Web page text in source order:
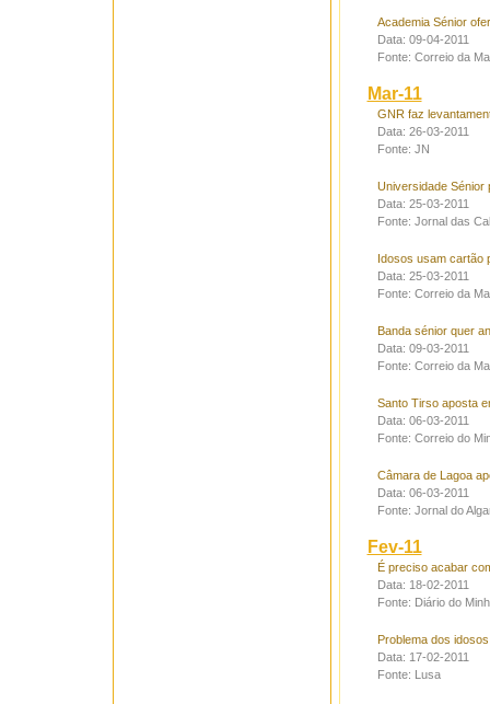
Academia Sénior
Data: 09-04-2011
Fonte: Correio da
Mar-11
GNR faz
Data: 26-03-2011
Fonte: JN
Universidade Sénior
Data: 25-03-2011
Fonte: Jornal das
Idosos usam cartão
Data: 25-03-2011
Fonte: Correio da
Banda sénior quer
Data: 09-03-2011
Fonte: Correio da
Santo Tirso aposta
Data: 06-03-2011
Fonte: Correio do
Câmara de Lagoa
Data: 06-03-2011
Fonte: Jornal do
Fev-11
É preciso acabar
Data: 18-02-2011
Fonte: Diário do
Problema dos
Data: 17-02-2011
Fonte: Lusa